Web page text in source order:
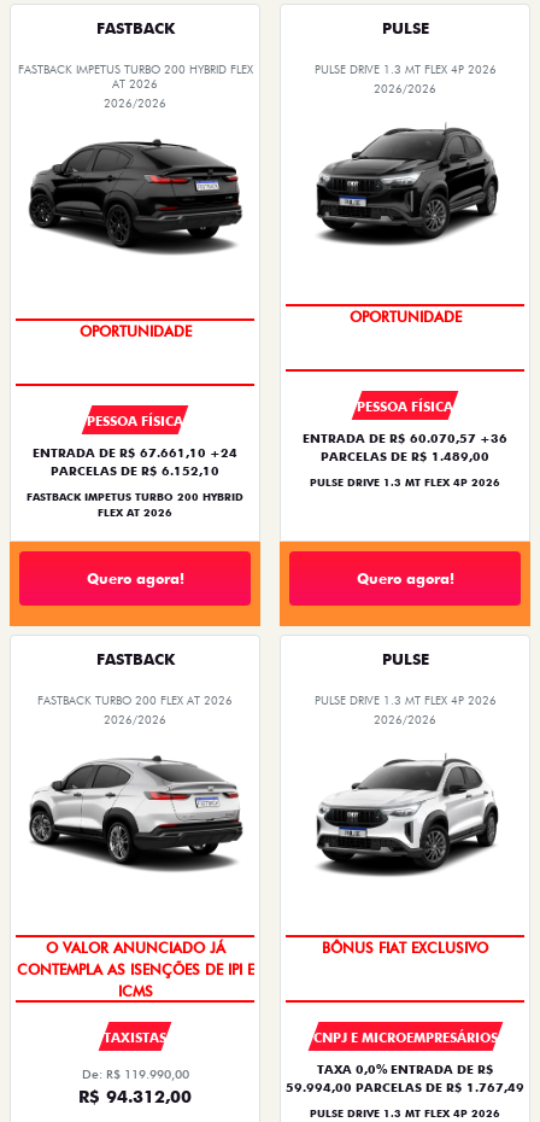
FASTBACK
FASTBACK IMPETUS TURBO 200 HYBRID FLEX
AT 2026
2026/2026
OPORTUNIDADE
PESSOA FÍSICA
ENTRADA DE R$ 67.661,10 +24
PARCELAS DE R$ 6.152,10
FASTBACK IMPETUS TURBO 200 HYBRID
FLEX AT 2026
Quero agora!
PULSE
PULSE DRIVE 1.3 MT FLEX 4P 2026
2026/2026
OPORTUNIDADE
PESSOA FÍSICA
ENTRADA DE R$ 60.070,57 +36
PARCELAS DE R$ 1.489,00
PULSE DRIVE 1.3 MT FLEX 4P 2026
Quero agora!
FASTBACK
FASTBACK TURBO 200 FLEX AT 2026
2026/2026
O VALOR ANUNCIADO JÁ
CONTEMPLA AS ISENÇÕES DE IPI E
ICMS
TAXISTAS
De: R$ 119.990,00
R$ 94.312,00
PULSE
PULSE DRIVE 1.3 MT FLEX 4P 2026
2026/2026
BÔNUS FIAT EXCLUSIVO
CNPJ E MICROEMPRESÁRIOS
TAXA 0,0% ENTRADA DE R$
59.994,00 PARCELAS DE R$ 1.767,49
PULSE DRIVE 1.3 MT FLEX 4P 2026